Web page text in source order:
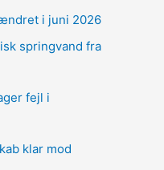
i juni 2026
springvand fra
fejl i
klar mod